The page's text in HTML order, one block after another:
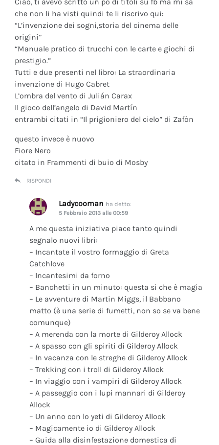
che non li ha visti quindi te li riscrivo qui:
“L’invenzione dei sogni,storia del cinema delle
origini”
“Manuale pratico di trucchi con le carte e giochi di
prestigio.”
Tutti e due presenti nel libro: La straordinaria
invenzione di Hugo Cabret
L’ombra del vento di Julián Carax
Il gioco dell’angelo di David Martín
entrambi citati in “Il prigioniero del cielo” di Zafòn
questo invece è nuovo
Fiore Nero
citato in Frammenti di buio di Mosby
RISPONDI
Ladycooman ha detto:
5 Febbraio 2013 alle 00:59
A me questa iniziativa piace tanto quindi
segnalo nuovi libri:
– Incantate il vostro formaggio di Greta
Catchlove
– Incantesimi da forno
– Banchetti in un minuto: questa si che è magia
– Le avventure di Martin Miggs, il Babbano
matto (è una serie di fumetti, non so se va bene
comunque)
– A merenda con la morte di Gilderoy Allock
– A spasso con gli spiriti di Gilderoy Allock
– In vacanza con le streghe di Gilderoy Allock
– Trekking con i troll di Gilderoy Allock
– In viaggio con i vampiri di Gilderoy Allock
– A passeggio con i lupi mannari di Gilderoy
Allock
– Un anno con lo yeti di Gilderoy Allock
– Magicamente io di Gilderoy Allock
– Guida alla disinfestazione domestica di